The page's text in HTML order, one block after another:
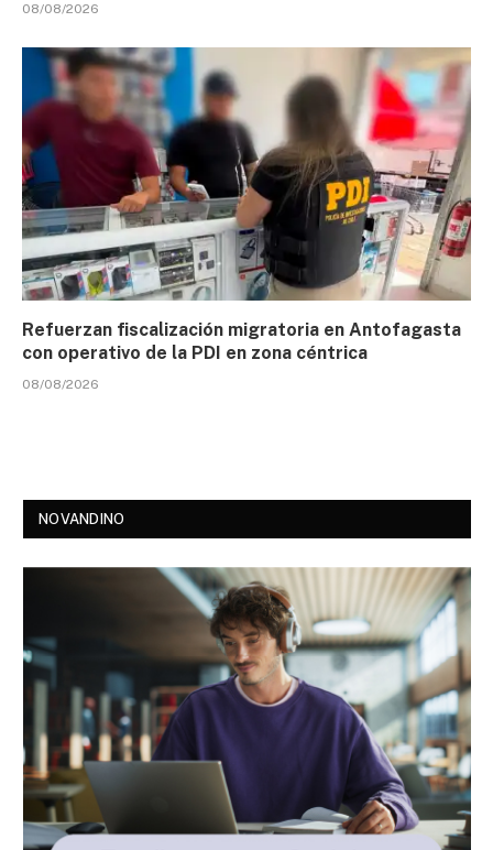
08/08/2026
Refuerzan fiscalización migratoria en Antofagasta
con operativo de la PDI en zona céntrica
08/08/2026
NOVANDINO